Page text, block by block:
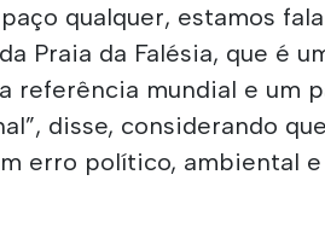
qualquer, estamos
Praia da Falésia, que é
referência mundial e um
disse, considerando
erro político, ambiental